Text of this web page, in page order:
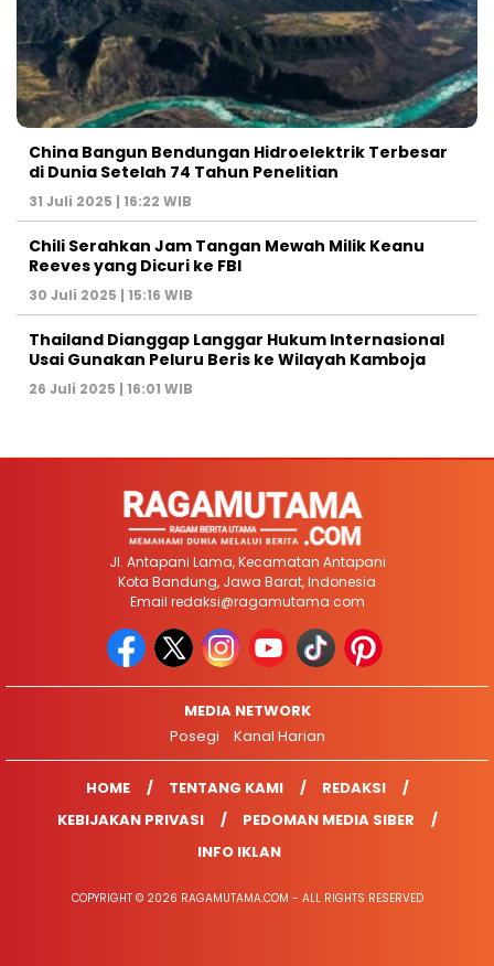
China Bangun Bendungan Hidroelektrik Terbesar
di Dunia Setelah 74 Tahun Penelitian
31 Juli 2025 | 16:22 WIB
Chili Serahkan Jam Tangan Mewah Milik Keanu
Reeves yang Dicuri ke FBI
30 Juli 2025 | 15:16 WIB
Thailand Dianggap Langgar Hukum Internasional
Usai Gunakan Peluru Beris ke Wilayah Kamboja
26 Juli 2025 | 16:01 WIB
Jl. Antapani Lama, Kecamatan Antapani
Kota Bandung, Jawa Barat, Indonesia
Email redaksi@ragamutama.com
MEDIA NETWORK
Posegi
Kanal Harian
HOME TENTANG KAMI
REDAKSI
KEBIJAKAN PRIVASI
PEDOMAN MEDIA SIBER
INFO IKLAN
COPYRIGHT © 2026 RAGAMUTAMA.COM - ALL RIGHTS RESERVED